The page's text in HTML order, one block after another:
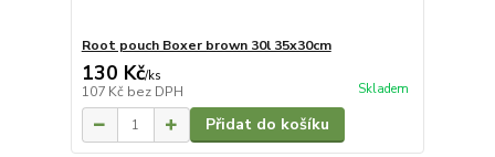
Root pouch Boxer brown 30l 35x30cm
130 Kč/ks
107 Kč bez DPH Skladem
Přidat do košíku